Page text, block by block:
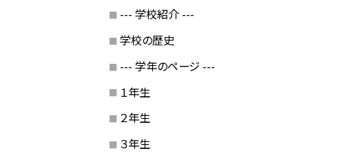
--- 学校紹介 ---
学校の歴史
--- 学年のページ ---
１年生
２年生
３年生